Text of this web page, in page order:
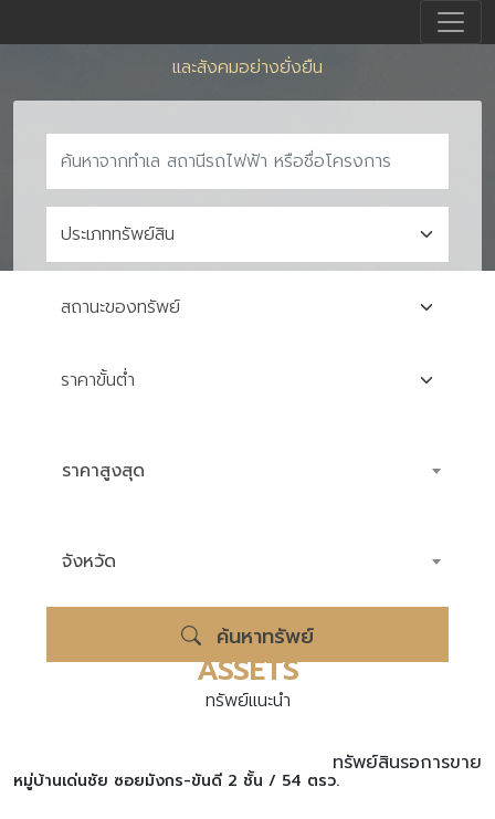
เพื่อการเติบโตและขับเคลื่อนเศรษฐกิจ
และสังคมอย่างยั่งยืน
ราคาสูงสุด
จังหวัด
ค้นหาทรัพย์
ASSETS
ทรัพย์แนะนำ
ทรัพย์สินรอการขาย
หมู่บ้านเด่นชัย ซอยมังกร-ขันดี 2 ชั้น / 54 ตรว.